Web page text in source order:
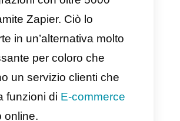
e creiamo i messaggi
principale.